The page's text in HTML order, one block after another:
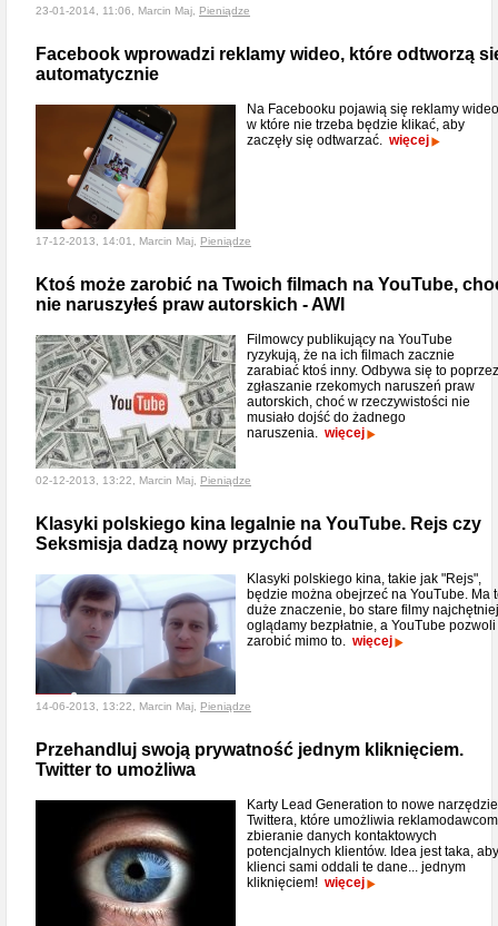
23-01-2014, 11:06, Marcin Maj, Pieniądze
Facebook wprowadzi reklamy wideo, które odtworzą
automatycznie
Na Facebooku pojawią się reklamy
w które nie trzeba będzie klikać, aby
zaczęły się odtwarzać. więcej
17-12-2013, 14:01, Marcin Maj, Pieniądze
Ktoś może zarobić na Twoich filmach na YouTube,
nie naruszyłeś praw autorskich - AWI
Filmowcy publikujący na YouTube
ryzykują, że na ich filmach zacznie
zarabiać ktoś inny. Odbywa się to poprzez
zgłaszanie rzekomych naruszeń praw
autorskich, choć w rzeczywistości nie
musiało dojść do żadnego
naruszenia. więcej
02-12-2013, 13:22, Marcin Maj, Pieniądze
Klasyki polskiego kina legalnie na YouTube. Rejs czy
Seksmisja dadzą nowy przychód
Klasyki polskiego kina, takie jak "Rejs",
będzie można obejrzeć na YouTube. Ma
duże znaczenie, bo stare filmy najchętniej
oglądamy bezpłatnie, a YouTube pozwoli
zarobić mimo to. więcej
14-06-2013, 13:22, Marcin Maj, Pieniądze
Przehandluj swoją prywatność jednym kliknięciem.
Twitter to umożliwa
Karty Lead Generation to nowe narzędzie
Twittera, które umożliwia reklamodawcom
zbieranie danych kontaktowych
potencjalnych klientów. Idea jest taka, aby
klienci sami oddali te dane... jednym
kliknięciem! więcej